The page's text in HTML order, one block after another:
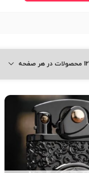
12 محصولات در هر صفحه